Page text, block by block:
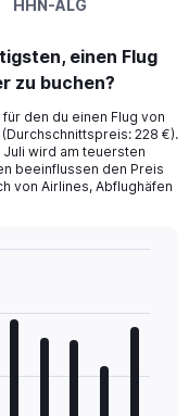
HHN-ALG
einen Flug
zu buchen?
den du einen Flug von
228 €).
Juli wird am teuersten
beeinflussen den Preis
von Airlines, Abflughäfen